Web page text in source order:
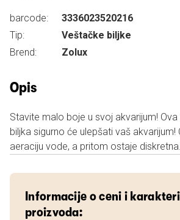
barcode:
3336023520216
Tip:
Veštačke biljke
Brend:
Zolux
Opis
Stavite malo boje u svoj akvarijum!
biljka sigurno će ulepšati vaš akvarijum!
aeraciju vode, a pritom ostaje diskretna.
Informacije o ceni i
proizvoda: